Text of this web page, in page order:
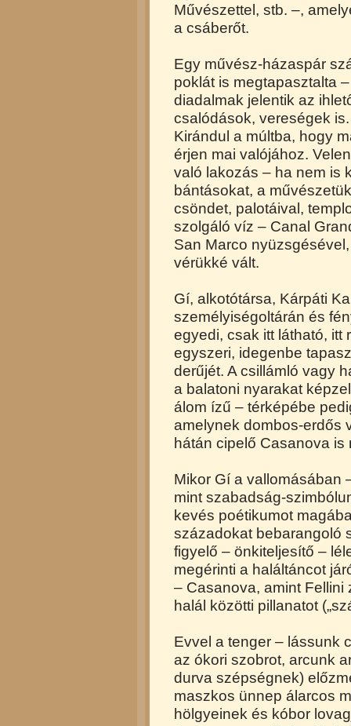
Művészettel, stb. –,
a csáberőt.
Egy művész-házaspár
poklát is megtapasztalta
diadalmak jelentik az
csalódások, vereségek
Kirándul a múltba, hogy
érjen mai valójához.
való lakozás – ha nem is
bántásokat, a
csöndet, palotáival,
szolgáló víz – Canal
San Marco
vérükké vált.
Gí, alkotótársa, Kárpáti
személyiségoltárán és
egyedi, csak itt látható, itt
egyszeri, idegenbe
derűjét. A csillámló vagy
a balatoni nyarakat
álom ízű – térképébe
amelynek dombos-erdős
hátán cipelő Casanova is
Mikor Gí a vallomásában
mint szabadság-
kevés poétikumot
századokat bebarangoló
figyelő – önkiteljesítő –
megérinti a haláltáncot
– Casanova, amint Fellini
halál közötti pillanatot
Evvel a tenger – lássunk
az ókori szobrot, arcunk
durva szépségnek)
maszkos ünnep álarcos
hölgyeinek és kóbor